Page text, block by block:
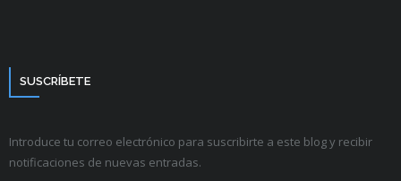
SUSCRÍBETE
Introduce tu correo electrónico para suscribirte a este blog y recibir
notificaciones de nuevas entradas.